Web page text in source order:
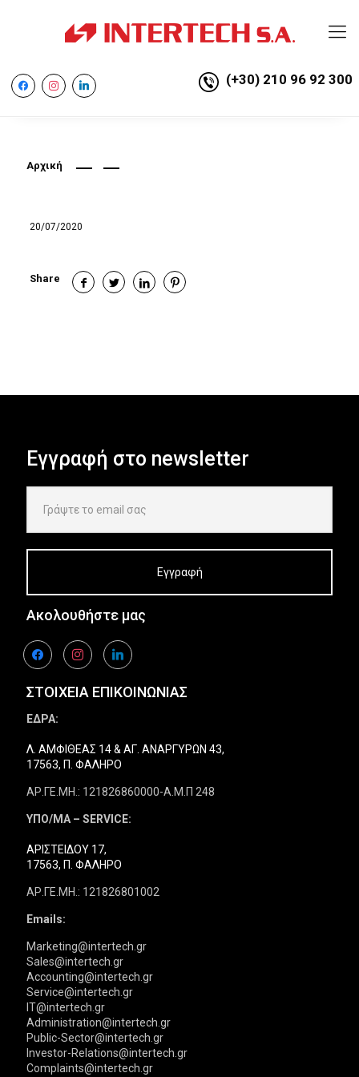
facebookinstagramlinkedin (+30) 210 96 92 300
Αρχική
20/07/2020
Share
Εγγραφή στο newsletter
Ακολουθήστε μας
facebookinstagramlinkedin
ΣΤΟΙΧΕΙΑ ΕΠΙΚΟΙΝΩΝΙΑΣ
ΕΔΡΑ:
Λ. ΑΜΦΙΘΕΑΣ 14 & ΑΓ. ΑΝΑΡΓΥΡΩΝ 43,
17563, Π. ΦΑΛΗΡΟ
ΑΡ.ΓΕ.ΜΗ.: 121826860000-Α.Μ.Π 248
ΥΠΟ/ΜΑ – SERVICE:
ΑΡΙΣΤΕΙΔΟΥ 17,
17563, Π. ΦΑΛΗΡΟ
ΑΡ.ΓΕ.ΜΗ.: 121826801002
Emails:
Marketing@intertech.gr
Sales@intertech.gr
Accounting@intertech.gr
Service@intertech.gr
IT@intertech.gr
Administration@intertech.gr
Public-Sector@intertech.gr
Investor-Relations@intertech.gr
Complaints@intertech.gr